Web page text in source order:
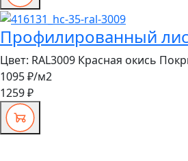
Профилированный
Цвет: RAL3009 Красная окись
1095 ₽/м2
1259 ₽